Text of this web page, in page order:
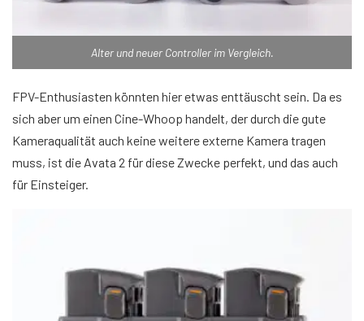
Alter und neuer Controller im Vergleich.
FPV-Enthusiasten könnten hier etwas enttäuscht sein. Da es
sich aber um einen Cine-Whoop handelt, der durch die gute
Kameraqualität auch keine weitere externe Kamera tragen
muss, ist die Avata 2 für diese Zwecke perfekt, und das auch
für Einsteiger.